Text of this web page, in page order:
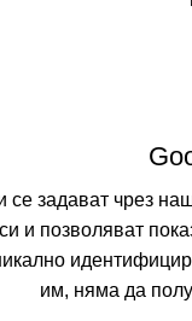
-20%настаняване от
наст. 21.05-18.06; 08.09-
се задават чрез
и позволяват
им, няма да